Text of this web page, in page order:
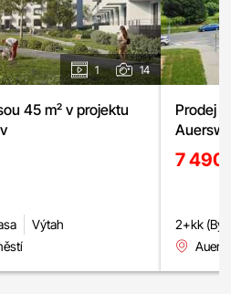
1 14
45 m² v projektu
Výtah
Prodej
7 490
2+kk